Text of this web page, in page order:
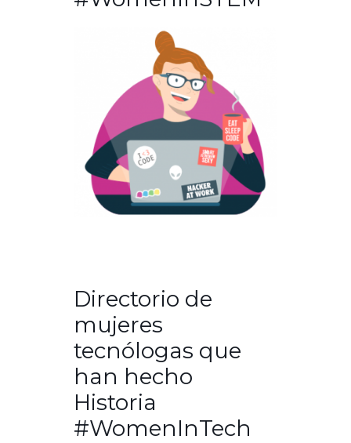
Directorio de
mujeres
tecnólogas que
han hecho
Historia
#WomenInTech